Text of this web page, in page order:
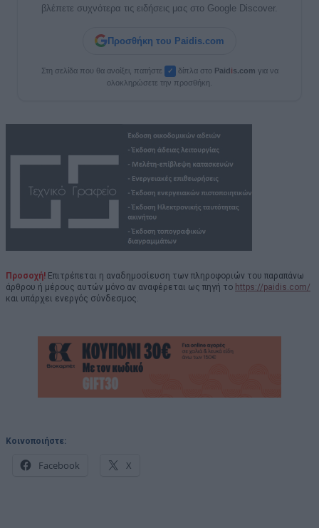
βλέπετε συχνότερα τις ειδήσεις μας στο Google Discover.
Προσθήκη του Paidis.com
Στη σελίδα που θα ανοίξει, πατήστε ✓ δίπλα στο Paidis.com για να
ολοκληρώσετε την προσθήκη.
Προσοχή! Επιτρέπεται η αναδημοσίευση των πληροφοριών του παραπάνω
άρθρου ή μέρους αυτών μόνο αν αναφέρεται ως πηγή το https://paidis.com/
και υπάρχει ενεργός σύνδεσμος.
Κοινοποιήστε:
Facebook X